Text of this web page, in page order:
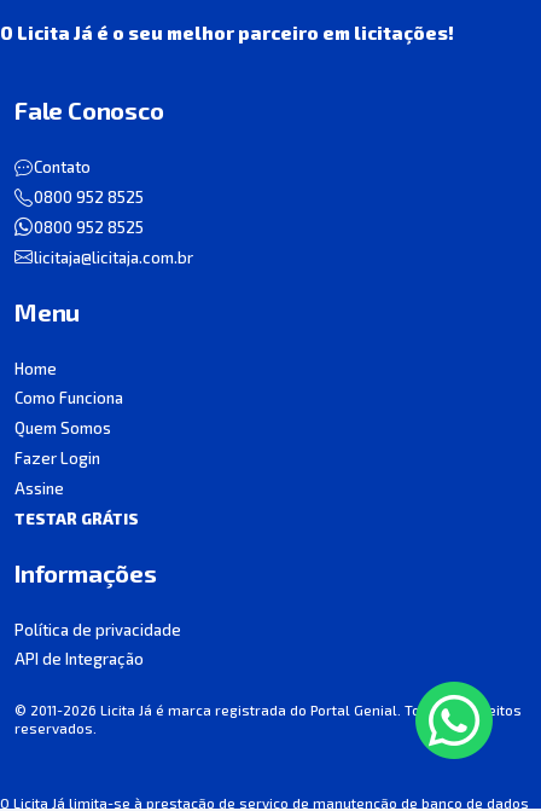
O Licita Já é o seu melhor parceiro em licitações!
O Licita Já limita-se à prestação de serviço de manutenção de banco de dados
Fale Conosco
Contato
0800 952 8525
0800 952 8525
licitaja@licitaja.com.br
Menu
Home
Como Funciona
Quem Somos
Fazer Login
Assine
TESTAR GRÁTIS
Informações
Política de privacidade
API de Integração
© 2011-2026 Licita Já é marca registrada do Portal Genial. Todos os direitos
reservados.